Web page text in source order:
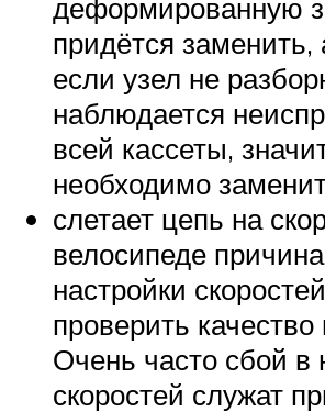
деформированную
придётся заменить,
если узел не
наблюдается
всей кассеты,
необходимо
слетает цепь на
велосипеде
настройки
проверить качество
Очень часто сбой в
скоростей служат